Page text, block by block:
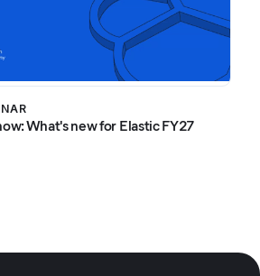
What's new for Elastic FY27